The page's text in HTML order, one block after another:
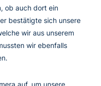
ob auch dort ein
bestätigte sich unsere
wir aus unserem
wir ebenfalls
auf, um unsere